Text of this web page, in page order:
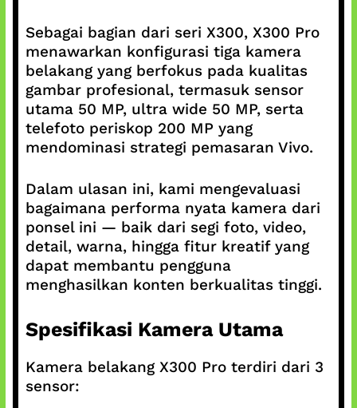
Sebagai bagian dari seri X300, X300 Pro
menawarkan konfigurasi tiga kamera
belakang yang berfokus pada kualitas
gambar profesional, termasuk sensor
utama 50 MP, ultra wide 50 MP, serta
telefoto periskop 200 MP yang
mendominasi strategi pemasaran Vivo.
Dalam ulasan ini, kami mengevaluasi
bagaimana performa nyata kamera dari
ponsel ini — baik dari segi foto, video,
detail, warna, hingga fitur kreatif yang
dapat membantu pengguna
menghasilkan konten berkualitas tinggi.
Spesifikasi Kamera Utama
Kamera belakang X300 Pro terdiri dari 3
sensor: